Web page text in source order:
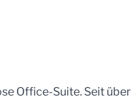
Office-Suite. Seit über